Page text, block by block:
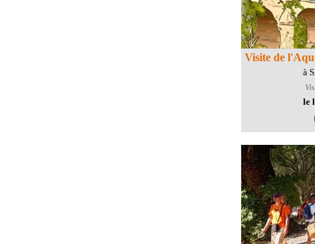
Visite de
à
le